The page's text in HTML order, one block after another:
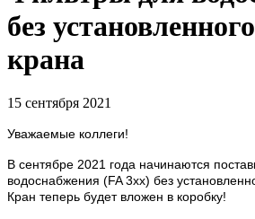
без
крана
15 сентября 2021
Уважаемые коллеги!
В сентябре 2021 года начинаются
водоснабжения (FA 3xx) без
Кран теперь будет вложен в коробку!